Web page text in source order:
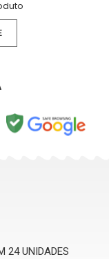
24 UNIDADES